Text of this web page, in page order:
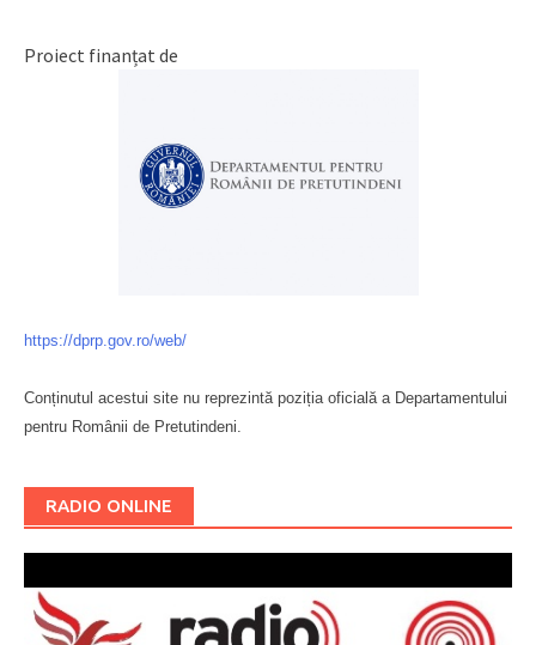
Proiect finanțat de
https://dprp.gov.ro/web/
Conținutul acestui site nu reprezintă poziția oficială a Departamentului
pentru Românii de Pretutindeni.
RADIO ONLINE